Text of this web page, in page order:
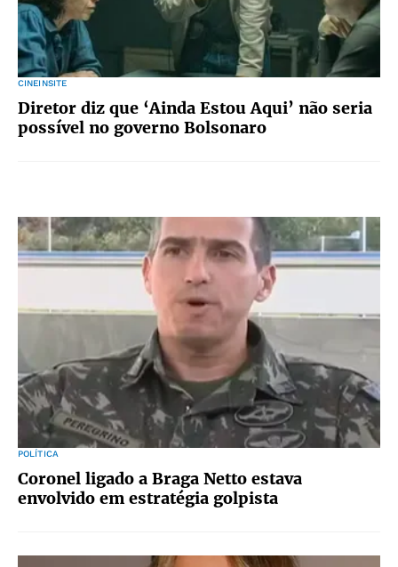
CINEINSITE
Diretor diz que ‘Ainda Estou Aqui’ não seria
possível no governo Bolsonaro
POLÍTICA
Coronel ligado a Braga Netto estava
envolvido em estratégia golpista